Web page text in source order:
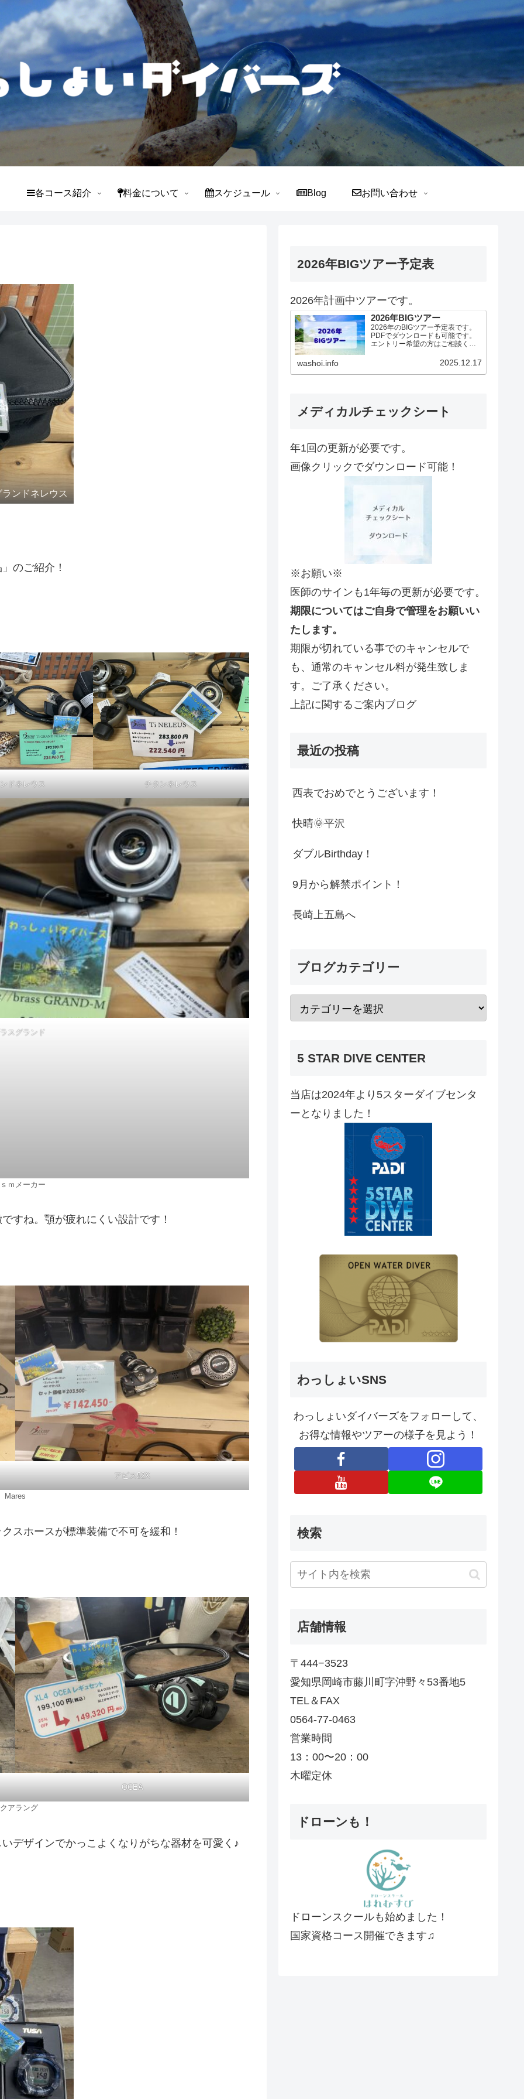
各コース紹介 料金について スケジュール Blog お問い合わせ
ンドネレウス
のご紹介！
ドネレウス チタンネレウス
スグランド
ｍメーカー
すね。顎が疲れにくい設計です！
アビス52X
Mares
スホースが標準装備で不可を緩和！
OCEA
アラング
デザインでかっこよくなりがちな器材を可愛く♪
2026年BIGツアー予定表
2026年計画中ツアーです。
2026年BIGツアー
2026年のBIGツアー予定表です。
PDFでダウンロードも可能です。
エントリー希望の方はご相談くだ
より変動ありますので、ご確認く
新）ダウンロードPDFでアップロ
washoi.info 2025.12.17
メディカルチェックシート
年1回の更新が必要です。
画像クリックでダウンロード可能！
※お願い※
医師のサインも1年毎の更新が必要です。
期限についてはご自身で管理をお願いい
たします。
期限が切れている事でのキャンセルで
も、通常のキャンセル料が発生致しま
す。ご了承ください。
上記に関するご案内ブログ
最近の投稿
西表でおめでとうございます！
快晴🌞平沢
ダブルBirthday！
9月から解禁ポイント！
長崎上五島へ
ブログカテゴリー
5 STAR DIVE CENTER
当店は2024年より5スターダイブセンタ
ーとなりました！
わっしょいSNS
わっしょいダイバーズをフォローして、
お得な情報やツアーの様子を見よう！
検索
店舗情報
〒444−3523
愛知県岡崎市藤川町字沖野々53番地5
TEL＆FAX
0564-77-0463
営業時間
13：00〜20：00
木曜定休
ドローンも！
ドローンスクールも始めました！
国家資格コース開催できます♫